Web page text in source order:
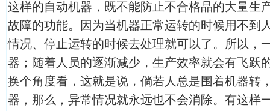
这样的自动机器，既不能防止不合格品的大量生
故障的功能。因为当机器正常运转的时候用不到
情况、停止运转的时候去处理就可以了。所以，
器；随着人员的逐渐减少，生产效率就会有飞跃
换个角度看，这就是说，倘若人总是围着机器转
器，那么，异常情况就永远也不会消除。有这样